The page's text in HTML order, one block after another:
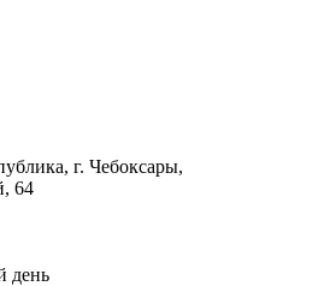
г. Чебоксары,
64
день